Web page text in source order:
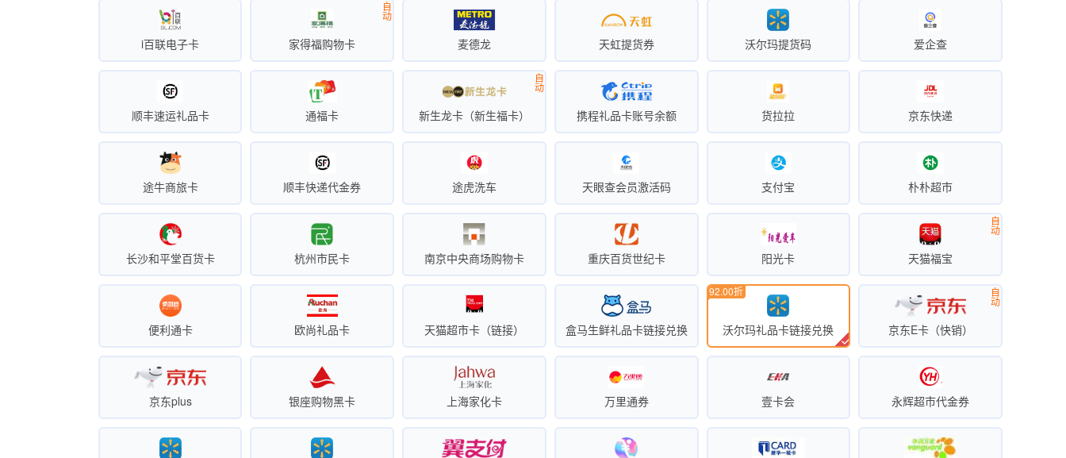
i百联电子卡 家得福购物卡
自
动
麦德龙 天虹提货券 沃尔玛提货码 爱企查
顺丰速运礼品卡 通福卡 新生龙卡（新生福卡）
自
动
携程礼品卡账号余额 货拉拉 京东快递
途牛商旅卡 顺丰快递代金券 途虎洗车 天眼查会员激活码 支付宝 朴朴超市
长沙和平堂百货卡 杭州市民卡 南京中央商场购物卡 重庆百货世纪卡 阳光卡 天猫福宝
自
动
便利通卡 欧尚礼品卡 天猫超市卡（链接） 盒马生鲜礼品卡链接兑换
92.00折
沃尔玛礼品卡链接兑换 京东E卡（快销）
自
动
京东plus 银座购物黑卡 上海家化卡 万里通券 壹卡会 永辉超市代金券